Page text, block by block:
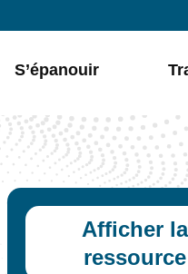
S’épanouir
Afficher la
ressource